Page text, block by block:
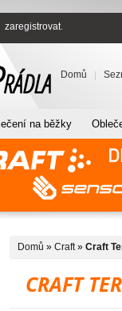
zaregistrovat.
Domů
na běžky
Domů » Craft» Craft
CRAFT